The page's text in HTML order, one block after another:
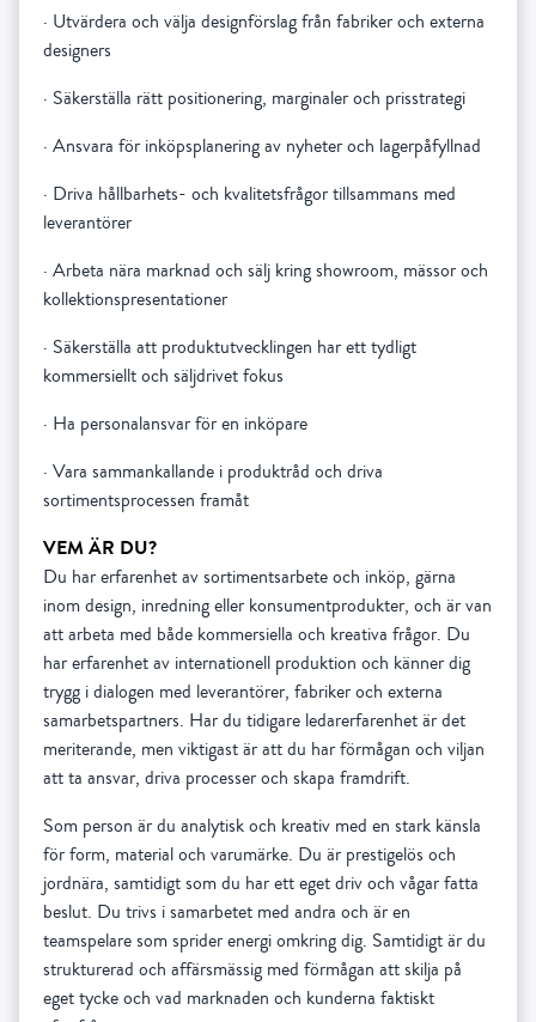
· Utvärdera och välja designförslag från fabriker och externa
designers
· Säkerställa rätt positionering, marginaler och prisstrategi
· Ansvara för inköpsplanering av nyheter och lagerpåfyllnad
· Driva hållbarhets- och kvalitetsfrågor tillsammans med
leverantörer
· Arbeta nära marknad och sälj kring showroom, mässor och
kollektionspresentationer
· Säkerställa att produktutvecklingen har ett tydligt
kommersiellt och säljdrivet fokus
· Ha personalansvar för en inköpare
· Vara sammankallande i produktråd och driva
sortimentsprocessen framåt
VEM ÄR DU?
Du har erfarenhet av sortimentsarbete och inköp, gärna
inom design, inredning eller konsumentprodukter, och är van
att arbeta med både kommersiella och kreativa frågor. Du
har erfarenhet av internationell produktion och känner dig
trygg i dialogen med leverantörer, fabriker och externa
samarbetspartners. Har du tidigare ledarerfarenhet är det
meriterande, men viktigast är att du har förmågan och viljan
att ta ansvar, driva processer och skapa framdrift.
Som person är du analytisk och kreativ med en stark känsla
för form, material och varumärke. Du är prestigelös och
jordnära, samtidigt som du har ett eget driv och vågar fatta
beslut. Du trivs i samarbetet med andra och är en
teamspelare som sprider energi omkring dig. Samtidigt är du
strukturerad och affärsmässig med förmågan att skilja på
eget tycke och vad marknaden och kunderna faktiskt